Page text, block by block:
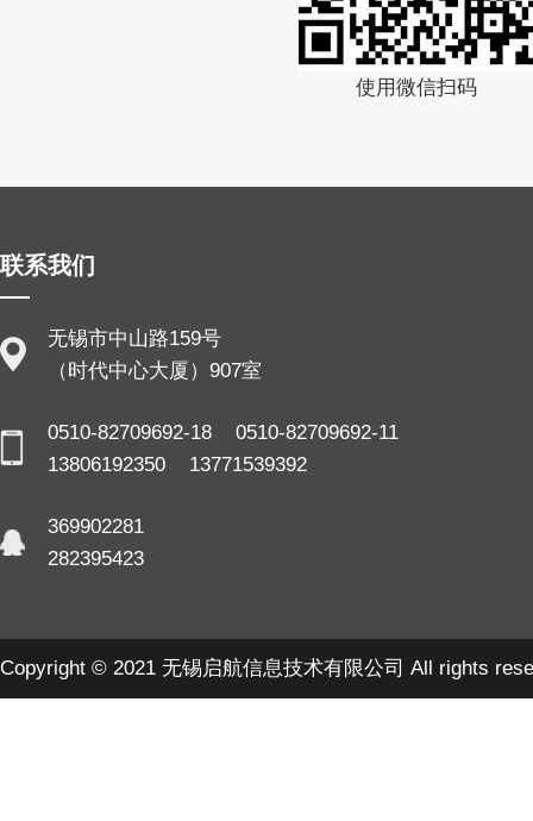
使用微信扫码
联系我们
无锡市中山路159号
（时代中心大厦）907室
0510-82709692-18 0510-82709692-11
13806192350 13771539392
369902281
282395423
Copyright © 2021 无锡启航信息技术有限公司 All rights